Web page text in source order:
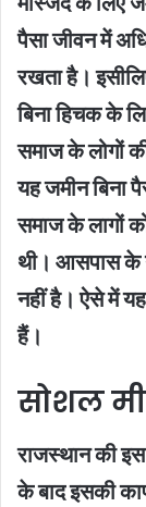
पैसा जीवन में
रखता है।
बिना हिचक के
समाज के लोगों
यह जमीन बिना
समाज के लागों
थी। आसपास के
नहीं है। ऐसे में
हैं।
सोशल
राजस्थान की
के बाद इसकी